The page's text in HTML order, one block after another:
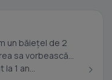
un băiețel de 2
sa vorbească
atât la 1 an...